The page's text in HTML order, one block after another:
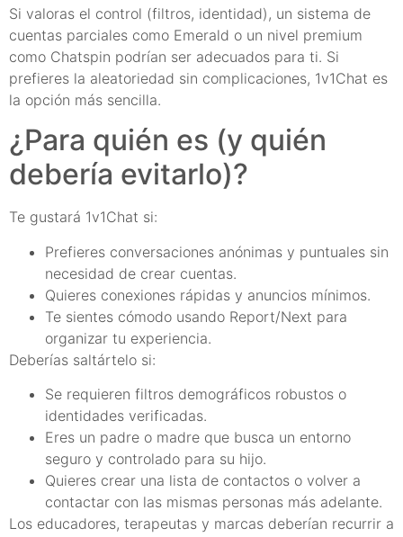
Si valoras el control (filtros, identidad), un sistema de
cuentas parciales como Emerald o un nivel premium
como Chatspin podrían ser adecuados para ti. Si
prefieres la aleatoriedad sin complicaciones, 1v1Chat es
la opción más sencilla.
¿Para quién es (y quién
debería evitarlo)?
Te gustará 1v1Chat si:
Prefieres conversaciones anónimas y puntuales sin
necesidad de crear cuentas.
Quieres conexiones rápidas y anuncios mínimos.
Te sientes cómodo usando Report/Next para
organizar tu experiencia.
Deberías saltártelo si:
Se requieren filtros demográficos robustos o
identidades verificadas.
Eres un padre o madre que busca un entorno
seguro y controlado para su hijo.
Quieres crear una lista de contactos o volver a
contactar con las mismas personas más adelante.
Los educadores, terapeutas y marcas deberían recurrir a